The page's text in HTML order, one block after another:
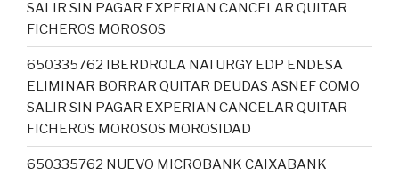
SALIR SIN PAGAR EXPERIAN CANCELAR QUITAR
FICHEROS MOROSOS
650335762 IBERDROLA NATURGY EDP ENDESA
ELIMINAR BORRAR QUITAR DEUDAS ASNEF COMO
SALIR SIN PAGAR EXPERIAN CANCELAR QUITAR
FICHEROS MOROSOS MOROSIDAD
650335762 NUEVO MICROBANK CAIXABANK